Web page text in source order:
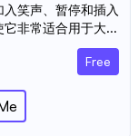
笑声、暂停和插入
非常适合用于大...
Free